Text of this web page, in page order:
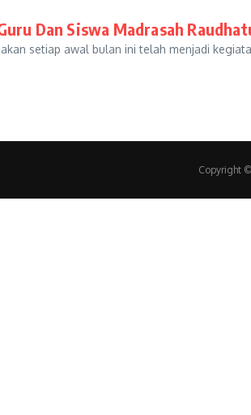
Dan Siswa Madrasah
setiap awal bulan ini telah menjadi
Copyright